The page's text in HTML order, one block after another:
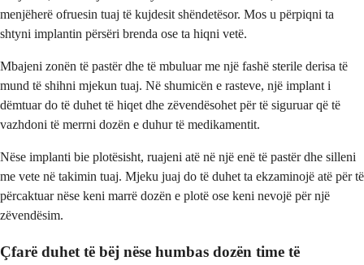
menjëherë ofruesin tuaj të kujdesit shëndetësor. Mos u përpiqni ta
shtyni implantin përsëri brenda ose ta hiqni vetë.
Mbajeni zonën të pastër dhe të mbuluar me një fashë sterile derisa të
mund të shihni mjekun tuaj. Në shumicën e rasteve, një implant i
dëmtuar do të duhet të hiqet dhe zëvendësohet për të siguruar që të
vazhdoni të merrni dozën e duhur të medikamentit.
Nëse implanti bie plotësisht, ruajeni atë në një enë të pastër dhe silleni
me vete në takimin tuaj. Mjeku juaj do të duhet ta ekzaminojë atë për të
përcaktuar nëse keni marrë dozën e plotë ose keni nevojë për një
zëvendësim.
Çfarë duhet të bëj nëse humbas dozën time të